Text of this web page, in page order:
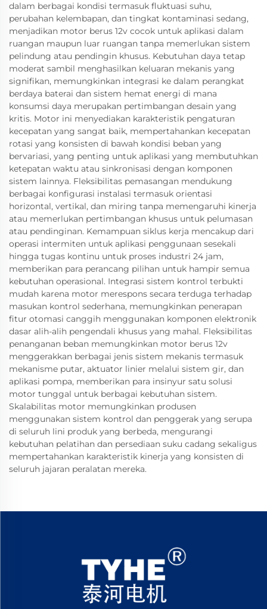
dalam berbagai kondisi termasuk fluktuasi suhu,
perubahan kelembapan, dan tingkat kontaminasi sedang,
menjadikan motor berus 12v cocok untuk aplikasi dalam
ruangan maupun luar ruangan tanpa memerlukan sistem
pelindung atau pendingin khusus. Kebutuhan daya tetap
moderat sambil menghasilkan keluaran mekanis yang
signifikan, memungkinkan integrasi ke dalam perangkat
berdaya baterai dan sistem hemat energi di mana
konsumsi daya merupakan pertimbangan desain yang
kritis. Motor ini menyediakan karakteristik pengaturan
kecepatan yang sangat baik, mempertahankan kecepatan
rotasi yang konsisten di bawah kondisi beban yang
bervariasi, yang penting untuk aplikasi yang membutuhkan
ketepatan waktu atau sinkronisasi dengan komponen
sistem lainnya. Fleksibilitas pemasangan mendukung
berbagai konfigurasi instalasi termasuk orientasi
horizontal, vertikal, dan miring tanpa memengaruhi kinerja
atau memerlukan pertimbangan khusus untuk pelumasan
atau pendinginan. Kemampuan siklus kerja mencakup dari
operasi intermiten untuk aplikasi penggunaan sesekali
hingga tugas kontinu untuk proses industri 24 jam,
memberikan para perancang pilihan untuk hampir semua
kebutuhan operasional. Integrasi sistem kontrol terbukti
mudah karena motor merespons secara terduga terhadap
masukan kontrol sederhana, memungkinkan penerapan
fitur otomasi canggih menggunakan komponen elektronik
dasar alih-alih pengendali khusus yang mahal. Fleksibilitas
penanganan beban memungkinkan motor berus 12v
menggerakkan berbagai jenis sistem mekanis termasuk
mekanisme putar, aktuator linier melalui sistem gir, dan
aplikasi pompa, memberikan para insinyur satu solusi
motor tunggal untuk berbagai kebutuhan sistem.
Skalabilitas motor memungkinkan produsen
menggunakan sistem kontrol dan penggerak yang serupa
di seluruh lini produk yang berbeda, mengurangi
kebutuhan pelatihan dan persediaan suku cadang sekaligus
mempertahankan karakteristik kinerja yang konsisten di
seluruh jajaran peralatan mereka.